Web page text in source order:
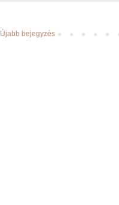
Újabb bejegyzés